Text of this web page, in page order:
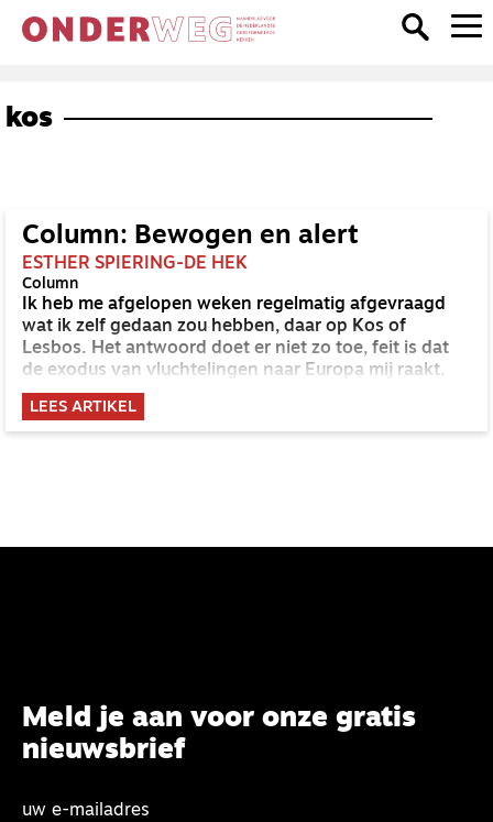
kos
Column: Bewogen en alert
ESTHER SPIERING-DE HEK
Column
Ik heb me afgelopen weken regelmatig afgevraagd
wat ik zelf gedaan zou hebben, daar op Kos of
Lesbos. Het antwoord doet er niet zo toe, feit is dat
de exodus van vluchtelingen naar Europa mij raakt.
LEES ARTIKEL
Meld je aan voor onze gratis
nieuwsbrief
uw e-mailadres